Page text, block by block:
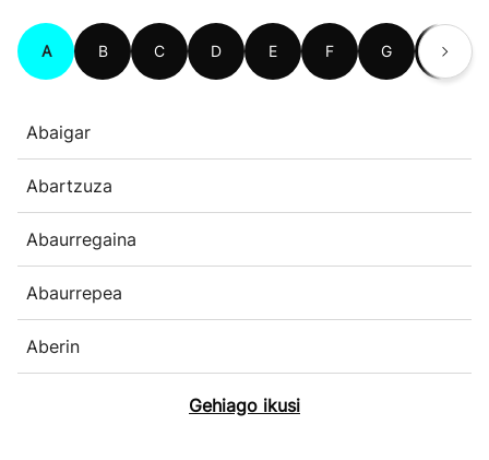
A B C D E F G H
Abaigar
Abartzuza
Abaurregaina
Abaurrepea
Aberin
Gehiago ikusi